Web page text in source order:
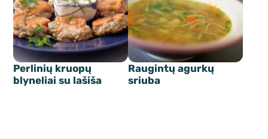
Perlinių kruopų
blyneliai su lašiša
Raugintų agurkų
sriuba